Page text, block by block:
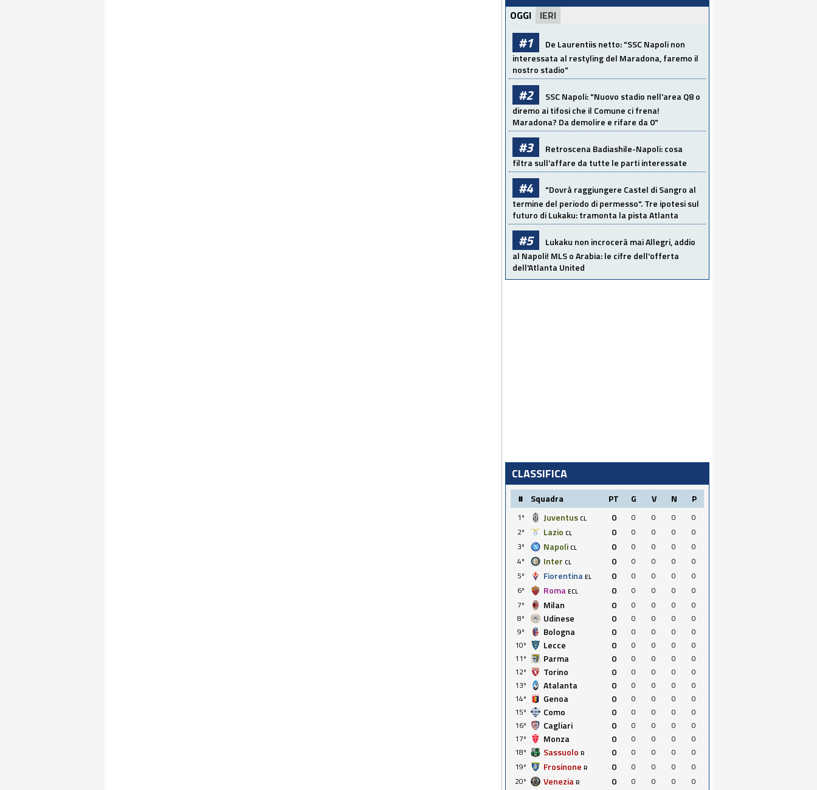
OGGI IERI
#1 De Laurentiis netto: "SSC Napoli non
interessata al restyling del Maradona, faremo il
nostro stadio"
#2 SSC Napoli: "Nuovo stadio nell'area Q8 o
diremo ai tifosi che il Comune ci frena!
Maradona? Da demolire e rifare da 0"
#3 Retroscena Badiashile-Napoli: cosa
filtra sull'affare da tutte le parti interessate
#4 "Dovrà raggiungere Castel di Sangro al
termine del periodo di permesso". Tre ipotesi sul
futuro di Lukaku: tramonta la pista Atlanta
#5 Lukaku non incrocerà mai Allegri, addio
al Napoli! MLS o Arabia: le cifre dell'offerta
dell'Atlanta United
CLASSIFICA
# Squadra PT G V N P
1º Juventus CL 0 0 0 0
0
2º
Lazio CL 0 0 0 0
0
3º
Napoli CL 0 0 0 0
0
4º
Inter CL 0 0 0 0
0
5º
Fiorentina EL 0 0 0 0
0
6º
Roma ECL 0 0 0 0
0
7º
Milan 0 0 0 0
0
8º
Udinese 0 0 0 0
0
9º
Bologna 0 0 0 0
0
10º
Lecce 0 0 0 0
0
11º
Parma 0 0 0 0
0
12º
Torino 0 0 0 0
0
13º
Atalanta 0 0 0 0
0
14º
Genoa 0 0 0 0
0
15º
Como 0 0 0 0
0
16º
Cagliari 0 0 0 0
0
17º
Monza 0 0 0 0
0
18º
Sassuolo R 0 0 0 0
0
19º
Frosinone R 0 0 0 0
0
20º
Venezia R 0 0 0 0 0